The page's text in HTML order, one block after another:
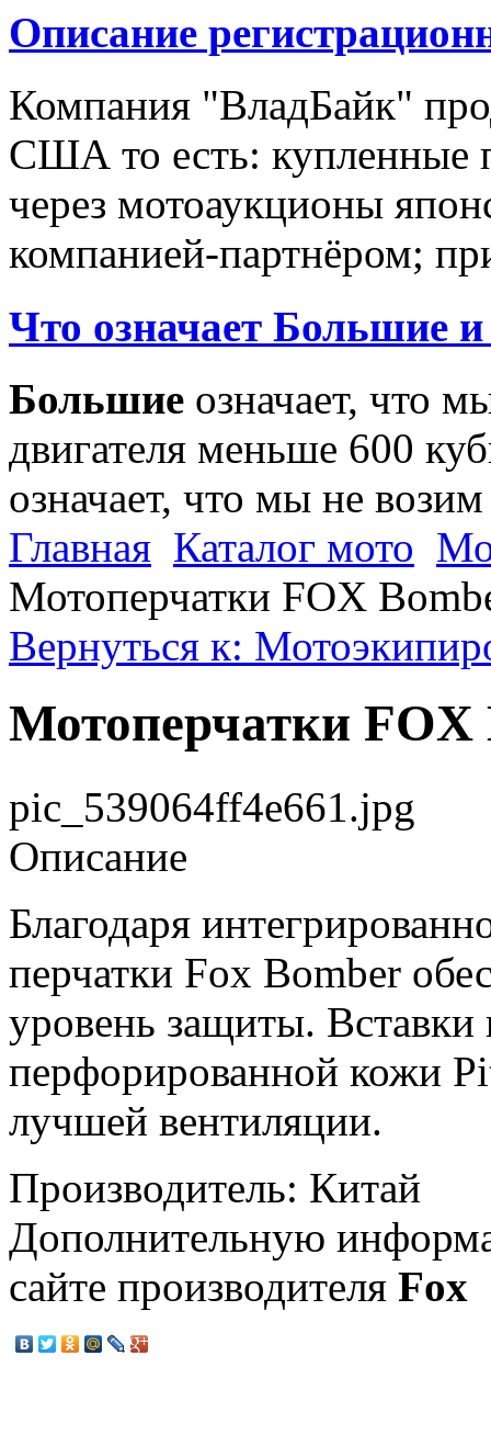
Описание
Компания "ВладБайк"
США то есть: купленные
через мотоаукционы
компанией-партнёром;
Что означает Большие
Большие означает, что
двигателя меньше 600
означает, что мы не
Главная Каталог мото
Мотоперчатки FOX
Вернуться к:
Мотоперчатки FOX
pic_539064ff4e661.jpg
Описание
Благодаря
перчатки Fox Bomber
уровень защиты. Вставки
перфорированной кожи
лучшей вентиляции.
Производитель: Китай
Дополнительную
сайте производителя Fox